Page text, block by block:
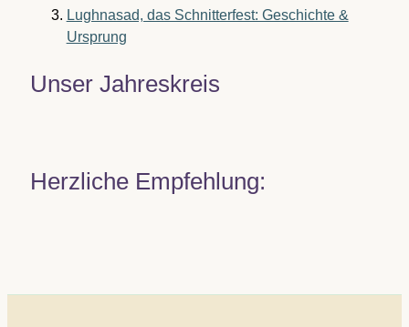
Lughnasad, das Schnitterfest: Geschichte &
Ursprung
Unser Jahreskreis
Herzliche Empfehlung: